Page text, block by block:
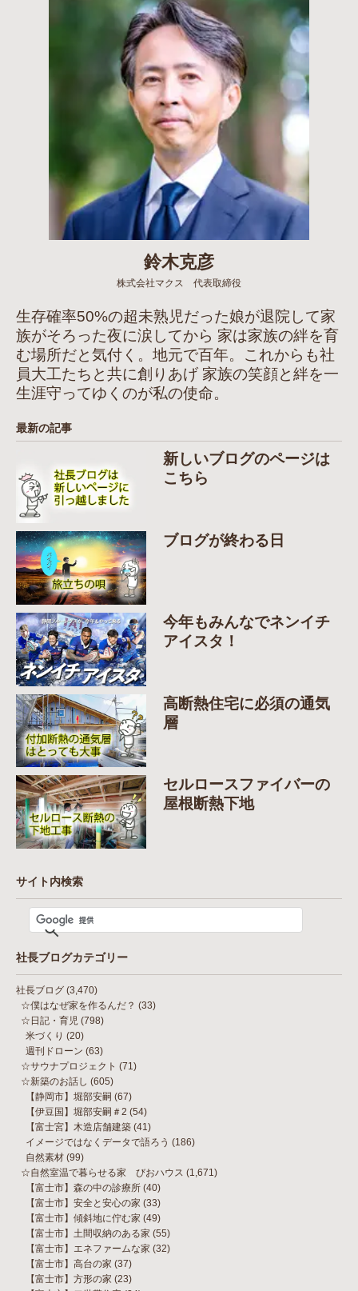
鈴木克彦
株式会社マクス 代表取締役
生存確率50%の超未熟児だった娘が退院して家
族がそろった夜に涙してから 家は家族の絆を育
む場所だと気付く。地元で百年。これからも社
員大工たちと共に創りあげ 家族の笑顔と絆を一
生涯守ってゆくのが私の使命。
最新の記事
新しいブログのページは
こちら
ブログが終わる日
今年もみんなでネンイチ
アイスタ！
高断熱住宅に必須の通気
層
セルロースファイバーの
屋根断熱下地
サイト内検索
社長ブログカテゴリー
社長ブログ (3,470)
☆僕はなぜ家を作るんだ？ (33)
☆日記・育児 (798)
米づくり (20)
週刊ドローン (63)
☆サウナプロジェクト (71)
☆新築のお話し (605)
【静岡市】堀部安嗣 (67)
【伊豆国】堀部安嗣＃2 (54)
【富士宮】木造店舗建築 (41)
イメージではなくデータで語ろう (186)
自然素材 (99)
☆自然室温で暮らせる家 びおハウス (1,671)
【富士市】森の中の診療所 (40)
【富士市】安全と安心の家 (33)
【富士市】傾斜地に佇む家 (49)
【富士市】土間収納のある家 (55)
【富士市】エネファームな家 (32)
【富士市】高台の家 (37)
【富士市】方形の家 (23)